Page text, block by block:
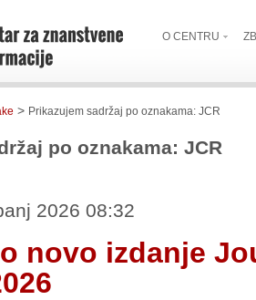
O CENTRU
> Prikazujem sadržaj po oznakama: JCR
po oznakama: JCR
2026 08:32
novo izdanje